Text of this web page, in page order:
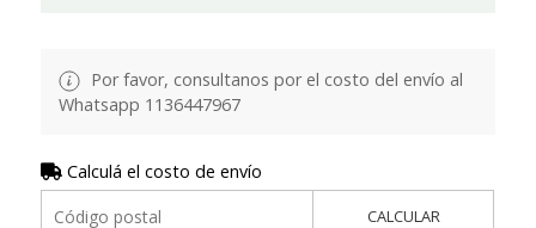
Por favor, consultanos por el costo del envío al
Whatsapp 1136447967
Calculá el costo de envío
CALCULAR